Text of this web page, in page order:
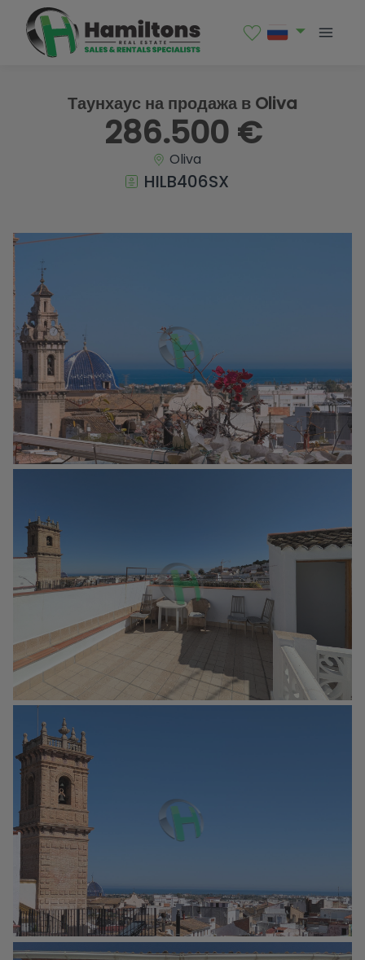
Таунхаус на продажа в Oliva
286.500 €
Oliva
HILB406SX
1 / 39